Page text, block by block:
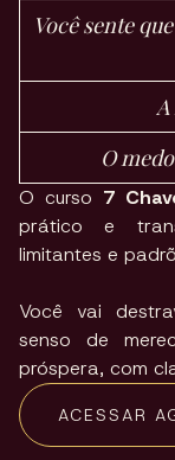
Você sente
A
O
O curso 7
prático e
limitantes e
Você vai
senso de
próspera, com
ACESSAR